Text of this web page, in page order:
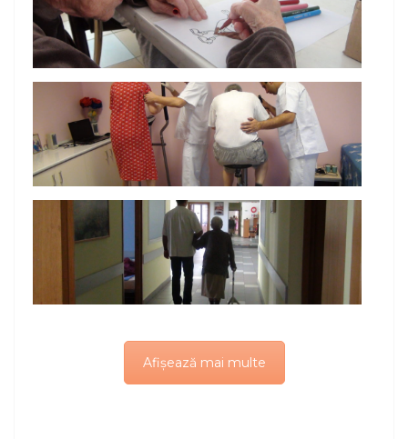
Afișează mai multe